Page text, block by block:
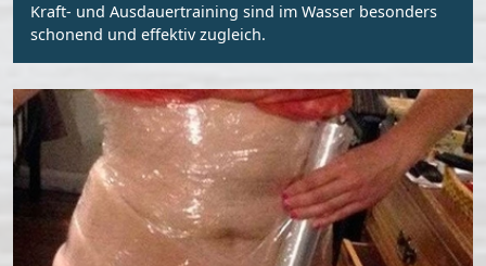
Kraft- und Ausdauertraining sind im Wasser besonders
schonend und effektiv zugleich.